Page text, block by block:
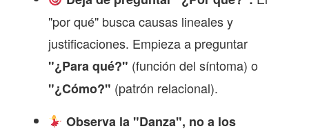
"por qué" busca causas lineales y
justificaciones. Empieza a preguntar
"¿Para qué?" (función del síntoma) o
"¿Cómo?" (patrón relacional).
Observa la "Danza", no a los